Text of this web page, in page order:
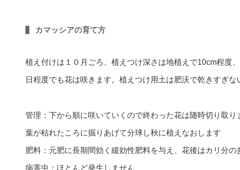
カマッシアの育て方
植え付けは１０月ごろ、植えつけ深さは地植えで10cm程度
日程度でも花は咲きます。植えつけ用土は肥沃で乾きすぎ
管理：下から順に咲いていくので終わった花は随時切り取
葉が枯れたころに掘りあげて分球し秋に植えなおします
肥料：元肥に長期間効く緩効性肥料を与え、花後はカリ分の
病害虫：ほとんど発生しません